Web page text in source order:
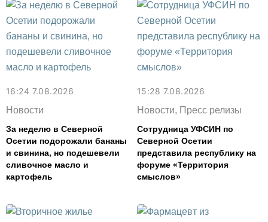
16:24 7.08.2026
Новости
За неделю в Северной
Осетии подорожали бананы
и свинина, но подешевели
сливочное масло и
картофель
15:28 7.08.2026
Новости, Пресс релизы
Сотрудница УФСИН по
Северной Осетии
представила республику на
форуме «Территория
смыслов»